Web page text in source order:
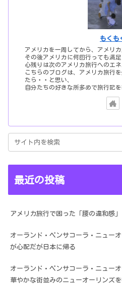
もくも
アメリカを一周してから、アメリカ
その後アメリカに何回行っても満足
心残りは次のアメリカ旅行へのエネ
こちらのブログは、アメリカ旅行
たら・・と思い、
自分たちの好きな所多めで旅行記を
最近の投稿
アメリカ旅行で困った「腰の違和感
オーランド・ペンサコーラ・ニュー
が心配だが日本に帰る
オーランド・ペンサコーラ・ニュー
華やかな街並みのニューオーリンズ